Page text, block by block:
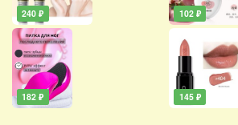
240 ₽
182 ₽
102 ₽
145 ₽